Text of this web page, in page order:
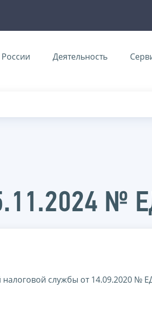
Деятельность
№
службы от 14.09.2020 №